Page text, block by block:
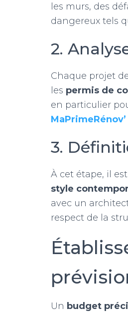
les murs, des
dangereux tels
2.
Chaque projet
les permis de
en particulier
MaPrimeRénov’
3.
À cet étape, il
style
avec un
respect de la
Un budget